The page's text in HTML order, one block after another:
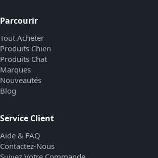
Parcourir
Tout Acheter
Produits Chien
Produits Chat
Marques
Nouveautés
Blog
Service Client
Aide & FAQ
Contactez-Nous